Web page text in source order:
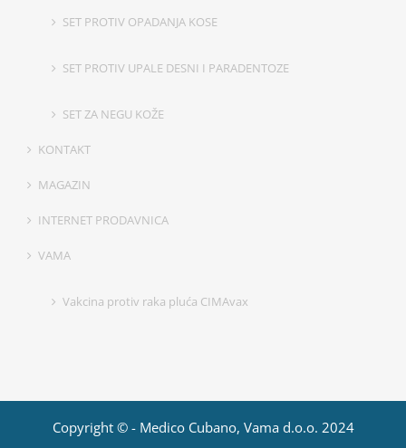
SET PROTIV OPADANJA KOSE
SET PROTIV UPALE DESNI I PARADENTOZE
SET ZA NEGU KOŽE
KONTAKT
MAGAZIN
INTERNET PRODAVNICA
VAMA
Vakcina protiv raka pluća CIMAvax
Copyright © - Medico Cubano, Vama d.o.o. 2024